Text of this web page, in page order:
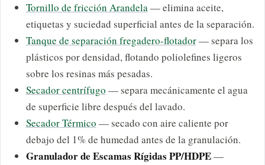
Tornillo de fricción Arandela— elimina aceite,
etiquetas y suciedad superficial antes de la separación.
Tanque de separación fregadero-flotador— separa los
plásticos por densidad, flotando poliolefines ligeros
sobre los resinas más pesadas.
Secador centrífugo — separa mecánicamente el agua
de superficie libre después del lavado.
Secador Térmico — secado con aire caliente por
debajo del 1% de humedad antes de la granulación.
Granulador de Escamas Rígidas PP/HDPE—